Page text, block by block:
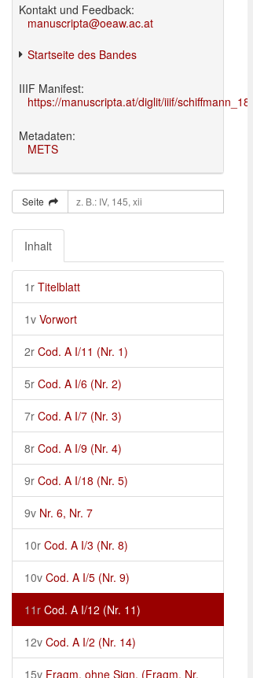
Kontakt und Feedback:
manuscripta@oeaw.ac.at
Startseite des Bandes
IIIF Manifest:
https://manuscripta.at/diglit/iiif/
Metadaten:
METS
Seite
Inhalt
1r Titelblatt
1v Vorwort
2r Cod. A I/11 (Nr. 1)
5r Cod. A I/6 (Nr. 2)
7r Cod. A I/7 (Nr. 3)
8r Cod. A I/9 (Nr. 4)
9r Cod. A I/18 (Nr. 5)
9v Nr. 6, Nr. 7
10r Cod. A I/3 (Nr. 8)
10v Cod. A I/5 (Nr. 9)
11r Cod. A I/12 (Nr. 11)
12v Cod. A I/2 (Nr. 14)
15v Fragm. ohne Sign. (Fragm. Nr.